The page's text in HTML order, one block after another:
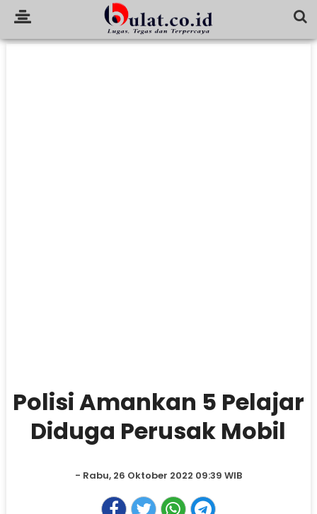
Polisi Amankan 5 Pelajar
Diduga Perusak Mobil
- Rabu, 26 Oktober 2022 09:39 WIB